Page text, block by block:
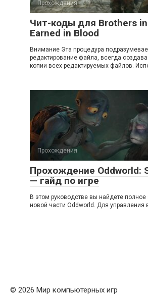
Прохождения
Чит-коды для Brothers
Earned in Blood
Внимание Эта процедура
редактирование файла, всегда
копии всех редактируемых файлов.
Прохождения
Прохождение Oddworld:
— гайд по игре
В этом руководстве вы найдете
новой части Oddworld. Для управления
© 2026 Мир компьютерных игр